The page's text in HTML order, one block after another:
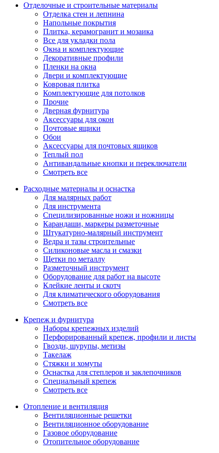
Отделочные и строительные материалы
Отделка стен и лепнина
Напольные покрытия
Плитка, керамогранит и мозаика
Все для укладки пола
Окна и комплектующие
Декоративные профили
Пленки на окна
Двери и комплектующие
Ковровая плитка
Комплектующие для потолков
Прочие
Дверная фурнитура
Аксессуары для окон
Почтовые ящики
Обои
Аксессуары для почтовых ящиков
Теплый пол
Антивандальные кнопки и переключатели
Смотреть все
Расходные материалы и оснастка
Для малярных работ
Для инструмента
Специлизированные ножи и ножницы
Карандаши, маркеры разметочные
Штукатурно-малярный инструмент
Ведра и тазы строительные
Силиконовые масла и смазки
Щетки по металлу
Разметочный инструмент
Оборудование для работ на высоте
Клейкие ленты и скотч
Для климатического оборудования
Смотреть все
Крепеж и фурнитура
Наборы крепежных изделий
Перфорированный крепеж, профили и листы
Гвозди, шурупы, метизы
Такелаж
Стяжки и хомуты
Оснастка для степлеров и заклепочников
Специальный крепеж
Смотреть все
Отопление и вентиляция
Вентиляционные решетки
Вентиляционное оборудование
Газовое оборудование
Отопительное оборудование